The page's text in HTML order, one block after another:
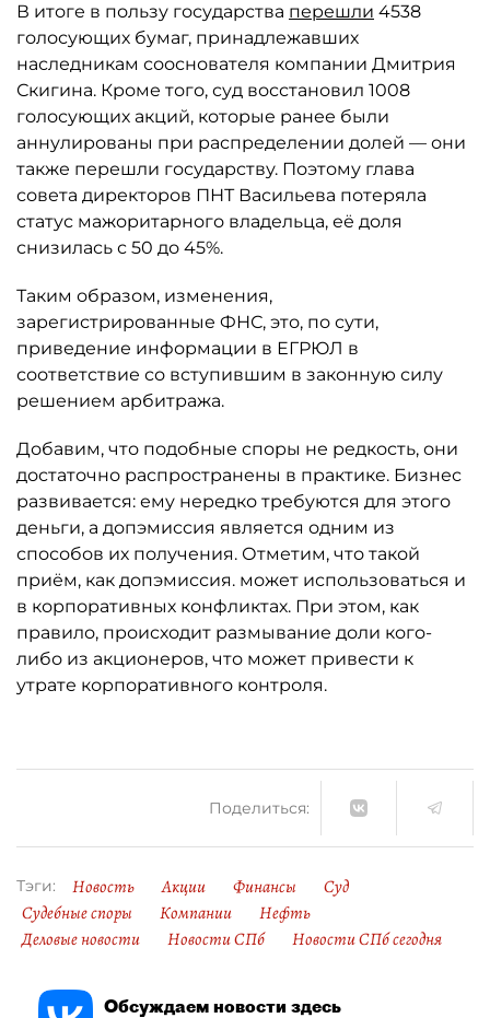
В итоге в пользу государства перешли 4538
голосующих бумаг, принадлежавших
наследникам сооснователя компании Дмитрия
Скигина. Кроме того, суд восстановил 1008
голосующих акций, которые ранее были
аннулированы при распределении долей — они
также перешли государству. Поэтому глава
совета директоров ПНТ Васильева потеряла
статус мажоритарного владельца, её доля
снизилась с 50 до 45%.
Таким образом, изменения,
зарегистрированные ФНС, это, по сути,
приведение информации в ЕГРЮЛ в
соответствие со вступившим в законную силу
решением арбитража.
Добавим, что подобные споры не редкость, они
достаточно распространены в практике. Бизнес
развивается: ему нередко требуются для этого
деньги, а допэмиссия является одним из
способов их получения. Отметим, что такой
приём, как допэмиссия. может использоваться и
в корпоративных конфликтах. При этом, как
правило, происходит размывание доли кого-
либо из акционеров, что может привести к
утрате корпоративного контроля.
Поделиться:
Тэги: Новость Акции Финансы
Суд
Судебные споры
Компании
Нефть
Деловые новости
Новости СПб Новости СПб сегодня
Обсуждаем новости здесь